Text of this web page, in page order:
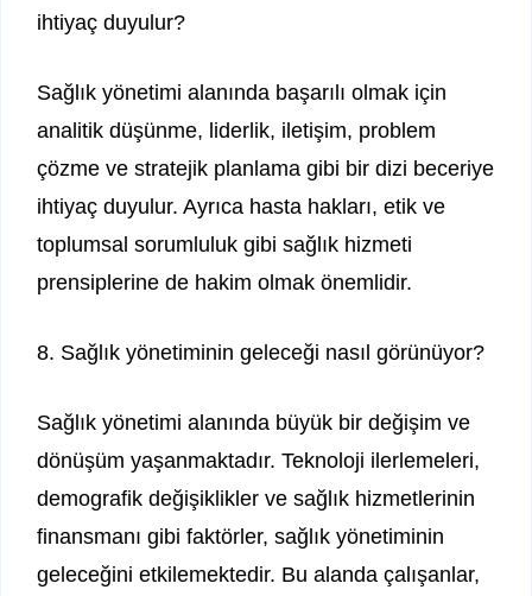
ihtiyaç duyulur?
Sağlık yönetimi alanında başarılı olmak için
analitik düşünme, liderlik, iletişim, problem
çözme ve stratejik planlama gibi bir dizi beceriye
ihtiyaç duyulur. Ayrıca hasta hakları, etik ve
toplumsal sorumluluk gibi sağlık hizmeti
prensiplerine de hakim olmak önemlidir.
8. Sağlık yönetiminin geleceği nasıl görünüyor?
Sağlık yönetimi alanında büyük bir değişim ve
dönüşüm yaşanmaktadır. Teknoloji ilerlemeleri,
demografik değişiklikler ve sağlık hizmetlerinin
finansmanı gibi faktörler, sağlık yönetiminin
geleceğini etkilemektedir. Bu alanda çalışanlar,